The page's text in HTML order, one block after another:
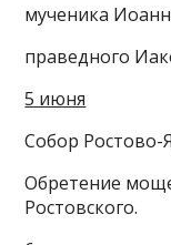
мученика
праведного
5 июня
Собор Ростово-
Обретение
Ростовского.